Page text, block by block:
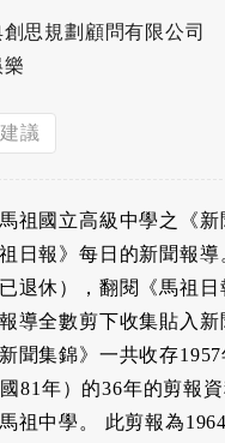
思規劃顧問有限公司
議
祖國立高級中學之《新
日報》每日的新聞報導
退休），翻閱《馬祖
導全數剪下收集貼入
聞集錦》一共收存
81年）的36年的剪報
祖中學。 此剪報為